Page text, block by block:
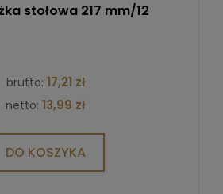
stołowa 217 mm/12
brutto: 17,21 zł
netto: 13,99 zł
DO KOSZYKA